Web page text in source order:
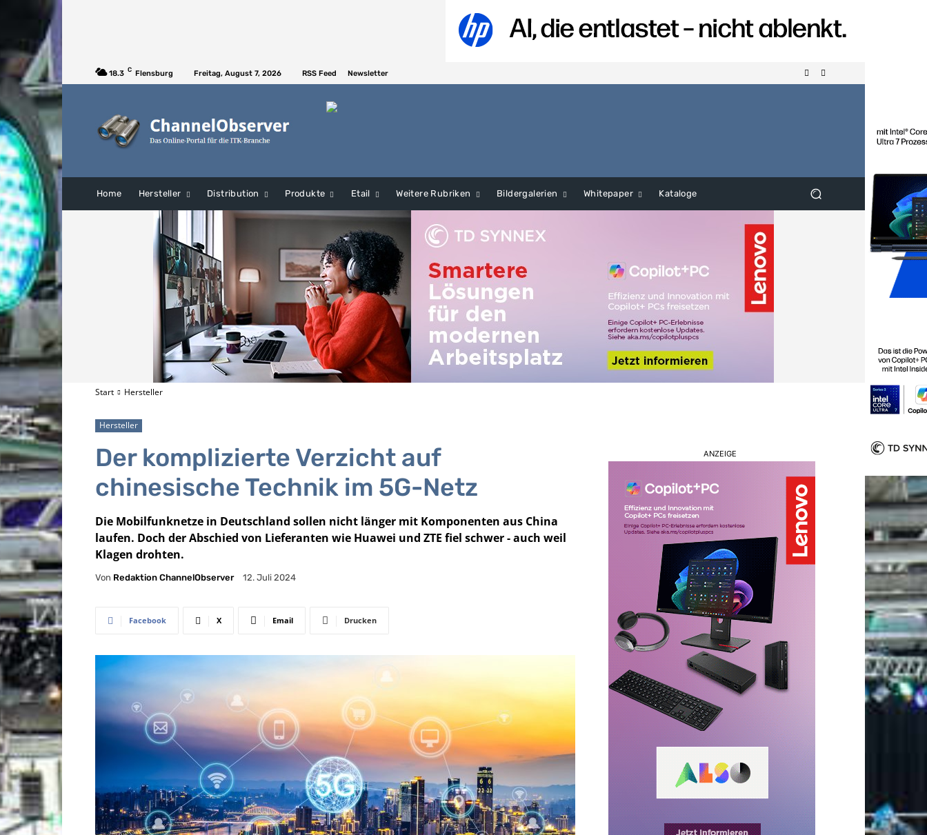
18.3 C Flensburg Freitag, August 7, 2026 RSS Feed Newsletter
Home Hersteller Distribution Produkte Etail Weitere Rubriken Bildergalerien Whitepaper Kataloge
Start Hersteller
Hersteller
Der komplizierte Verzicht auf
chinesische Technik im 5G-Netz
Die Mobilfunknetze in Deutschland sollen nicht länger mit Komponenten aus China
laufen. Doch der Abschied von Lieferanten wie Huawei und ZTE fiel schwer - auch weil
Klagen drohten.
Von Redaktion ChannelObserver 12. Juli 2024
Facebook X Email Drucken
ANZEIGE